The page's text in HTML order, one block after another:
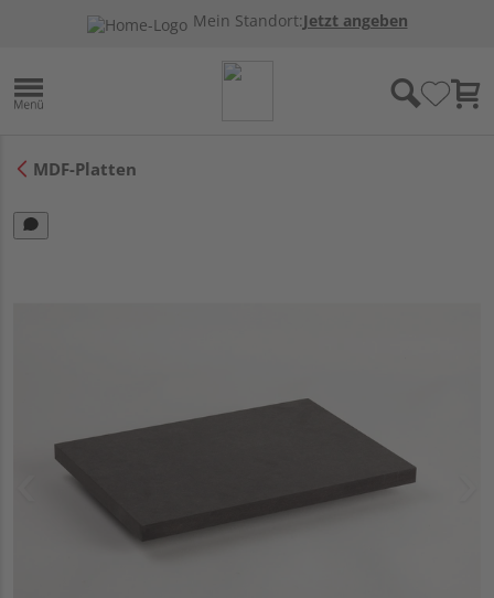
Mein Standort:Jetzt angeben
MDF-Platten